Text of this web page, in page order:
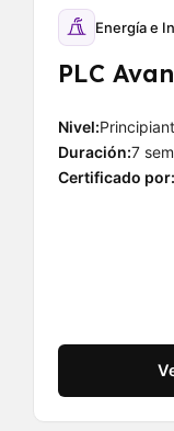
Energía e
PLC
Nivel:
Duración:7
Certificado por: